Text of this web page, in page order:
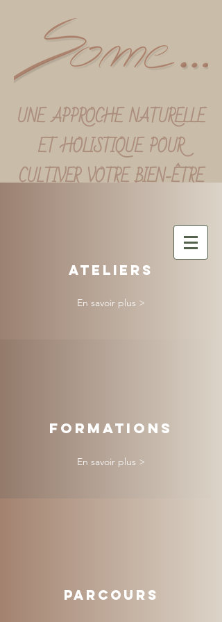
UNE APPROCHE NATURELLE
ET HOLISTIQUE POUR
CULTIVER VOTRE BIEN-ÊTRE
ATELIERS
En savoir plus >
FORMATIONS
En savoir plus >
PARCOURS